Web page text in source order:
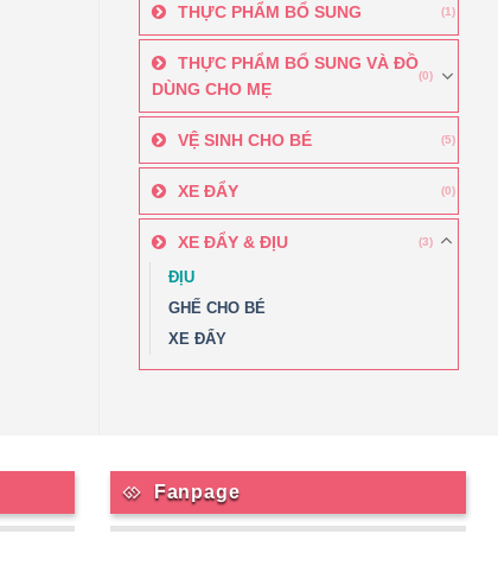
THỰC PHẨM BỔ SUNG (1)
THỰC PHẨM BỔ SUNG VÀ ĐỒ
DÙNG CHO MẸ
(0)
VỆ SINH CHO BÉ (5)
XE ĐẨY (0)
XE ĐẨY & ĐỊU (3)
ĐỊU
GHẾ CHO BÉ
XE ĐẨY
Fanpage